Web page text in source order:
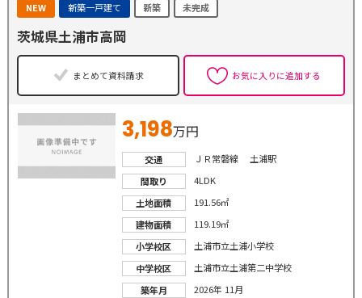
NEW 新築一戸建て 新築 未完成
茨城県土浦市高岡
まとめて資料請求 お気に入りに追加する
3,198万円
交通
ＪＲ常磐線 土浦駅
間取り
4LDK
土地面積
191.56㎡
建物面積
119.19㎡
小学校区
土浦市立土浦小学校
中学校区
土浦市立土浦第二中学校
築年月
2026年 11月